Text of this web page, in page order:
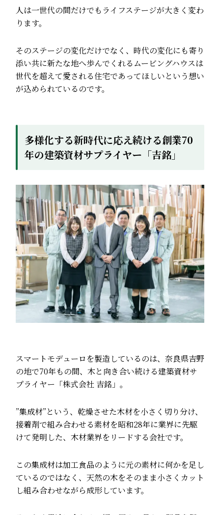
人は一世代の間だけでもライフステージが大きく変わ
ります。
そのステージの変化だけでなく、時代の変化にも寄り
添い共に新たな地へ歩んでくれるムービングハウスは
世代を超えて愛される住宅であってほしいという想い
が込められているのです。
多様化する新時代に応え続ける創業70
年の建築資材サプライヤー「吉銘」
スマートモデューロを製造しているのは、奈良県吉野
の地で70年もの間、木と向き合い続ける建築資材サ
プライヤー「株式会社 吉銘」。
”集成材”という、乾燥させた木材を小さく切り分け、
接着剤で組み合わせる素材を昭和28年に業界に先駆
けて発明した、木材業界をリードする会社です。
この集成材は加工食品のように元の素材に何かを足し
ているのではなく、天然の木をそのまま小さくカット
し組み合わせながら成形しています。